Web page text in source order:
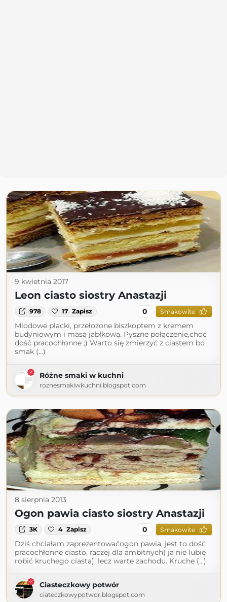
9 kwietnia 2017
Leon ciasto siostry Anastazji
978 17 Zapisz 0 Smakowite
Miodowe placki, przełożone biszkoptem z kremem
budyniowym i masą jabłkową. Pyszne połączenie,choć
dość pracochłonne ;) Warto się zmierzyć z ciastem bo
smak (...)
Różne smaki w kuchni
roznesmakiwkuchni.blogspot.com
8 sierpnia 2013
Ogon pawia ciasto siostry Anastazji
3K 4 Zapisz 0 Smakowite
Dziś chciałam zaprezentowaćogon pawia, jest to dość
pracochłonne ciasto, raczej dla ambitnych( ja nie lubię
robić kruchego ciasta), lecz warte zachodu. Kruche (...)
Ciasteczkowy potwór
ciateczkowypotwor.blogspot.com